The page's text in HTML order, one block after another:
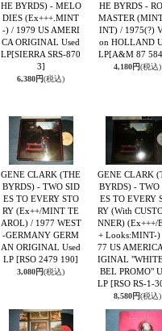
HE BYRDS) - MELO
DIES (Ex+++.MINT
-) / 1979 US AMERI
CA ORIGINAL Used
LP[SIERRA SRS-870
3]
6,380円(税込)
HE BYRDS -
MASTER
INT) / 1975(?)
on HOLLAND
LP[A&M 87
4,180円(税込)
GENE CLARK (THE
BYRDS) - TWO SID
ES TO EVERY STO
RY (Ex++/MINT TE
AROL) / 1977 WEST
-GERMANY GERM
AN ORIGINAL Used
LP [RSO 2479 190]
3,080円(税込)
GENE CLARK
BYRDS) - TWO
ES TO EVERY
RY (With
NNER) (Ex+++/
+ Looks:MINT-)
77 US
IGINAL
BEL PROMO"
LP [RSO RS-1-
8,580円(税込)